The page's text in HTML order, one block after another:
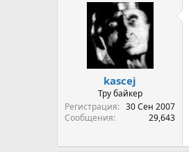
kascej
Тру байкер
Регистрация
30 Сен 2007
Сообщения
29,643